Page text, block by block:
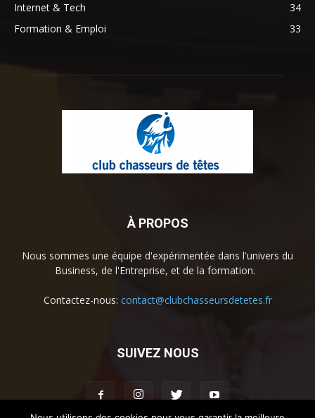
Internet & Tech
34
Formation & Emploi
33
À PROPOS
Nous sommes une équipe d'expérimentée dans l'univers du
Business, de l'Entreprise, et de la formation.
Contactez-nous: contact@clubchasseursdetetes.fr
SUIVEZ NOUS